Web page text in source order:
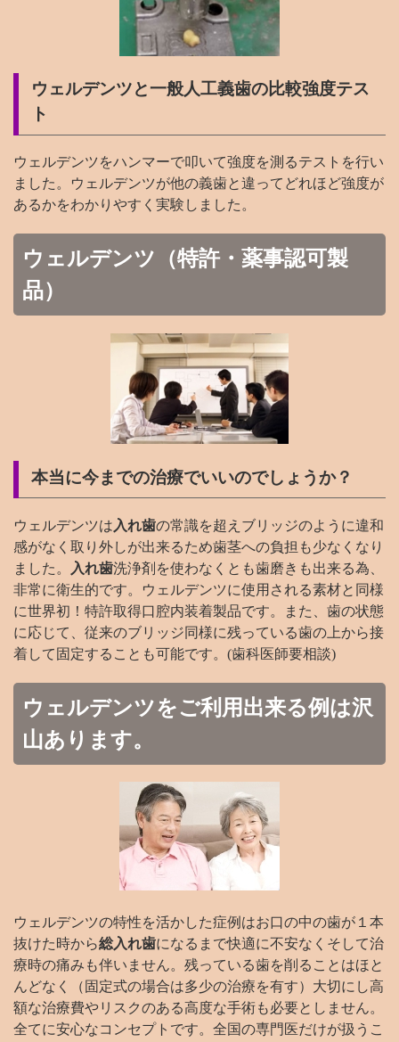
ウェルデンツと一般人工義歯の比較強度テス
ト
ウェルデンツをハンマーで叩いて強度を測るテストを行い
ました。ウェルデンツが他の義歯と違ってどれほど強度が
あるかをわかりやすく実験しました。
ウェルデンツ（特許・薬事認可製
品）
本当に今までの治療でいいのでしょうか？
ウェルデンツは 入れ歯の常識を超えブリッジのように違和
感がなく取り外しが出来るため歯茎への負担も少なくなり
ました。
入れ歯洗浄剤を使わなくとも歯磨きも出来る為、
非常に衛生的です。ウェルデンツに使用される素材と同様
に世界初！特許取得口腔内装着製品です。また、歯の状態
に応じて、従来のブリッジ同様に残っている歯の上から接
着して固定することも可能です。(歯科医師要相談)
ウェルデンツをご利用出来る例は沢
山あります。
ウェルデンツの特性を活かした症例はお口の中の歯が１本
抜けた時から総入れ歯になるまで快適に不安なくそして治
療時の痛みも伴いません。残っている歯を削ることはほと
んどなく（固定式の場合は多少の治療を有す）大切にし高
額な治療費やリスクのある高度な手術も必要としません。
全てに安心なコンセプトです。全国の専門医だけが扱うこ